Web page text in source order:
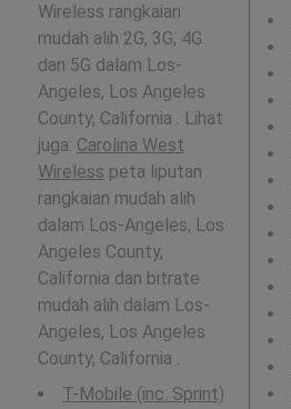
Wireless rangkaian
mudah alih 2G, 3G, 4G
dan 5G dalam Los-
Angeles, Los Angeles
County, California . Lihat
juga: Carolina West
Wireless peta liputan
rangkaian mudah alih
dalam Los-Angeles, Los
Angeles County,
California dan bitrate
mudah alih dalam Los-
Angeles, Los Angeles
County, California .
T-Mobile (inc. Sprint)